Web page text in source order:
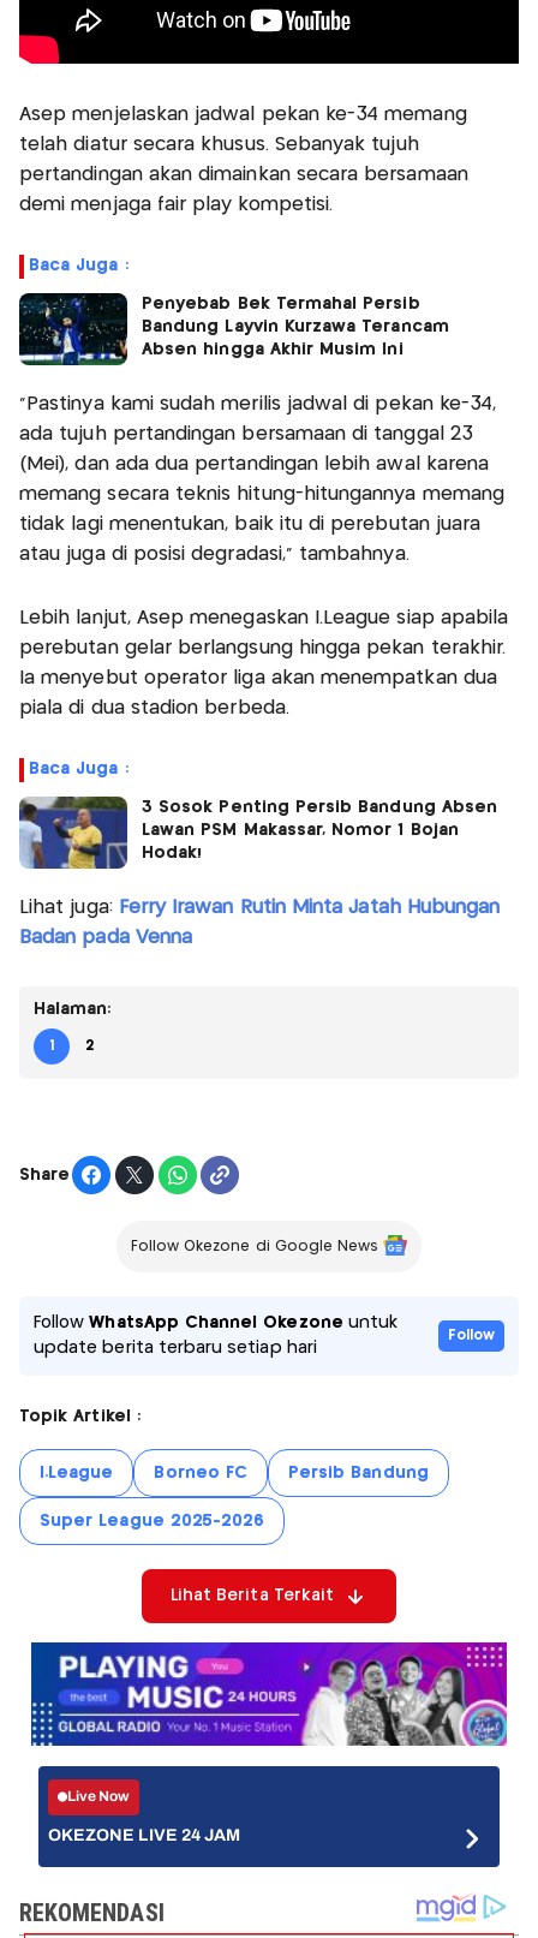
Asep menjelaskan jadwal pekan ke-34 memang
telah diatur secara khusus. Sebanyak tujuh
pertandingan akan dimainkan secara bersamaan
demi menjaga fair play kompetisi.
Baca Juga :
Penyebab Bek Termahal Persib
Bandung Layvin Kurzawa Terancam
Absen hingga Akhir Musim Ini
"Pastinya kami sudah merilis jadwal di pekan ke-34,
ada tujuh pertandingan bersamaan di tanggal 23
(Mei), dan ada dua pertandingan lebih awal karena
memang secara teknis hitung-hitungannya memang
tidak lagi menentukan, baik itu di perebutan juara
atau juga di posisi degradasi," tambahnya.
Lebih lanjut, Asep menegaskan I.League siap apabila
perebutan gelar berlangsung hingga pekan terakhir.
Ia menyebut operator liga akan menempatkan dua
piala di dua stadion berbeda.
Baca Juga :
3 Sosok Penting Persib Bandung Absen
Lawan PSM Makassar, Nomor 1 Bojan
Hodak!
Lihat juga: Ferry Irawan Rutin Minta Jatah Hubungan
Badan pada Venna
Halaman:
1 2
Share
Follow Okezone di Google News
FollowWhatsApp Channel Okezone untuk
update berita terbaru setiap hari
Follow
Topik Artikel :
I.League Borneo FC Persib Bandung
Super League 2025-2026
Lihat Berita Terkait
Live Now
OKEZONE LIVE 24 JAM